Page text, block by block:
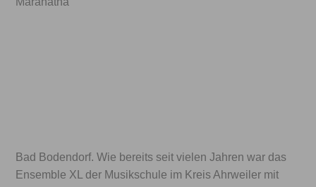
Bad Bodendorf. Wie bereits seit vielen Jahren war das
Ensemble XL der Musikschule im Kreis Ahrweiler mit